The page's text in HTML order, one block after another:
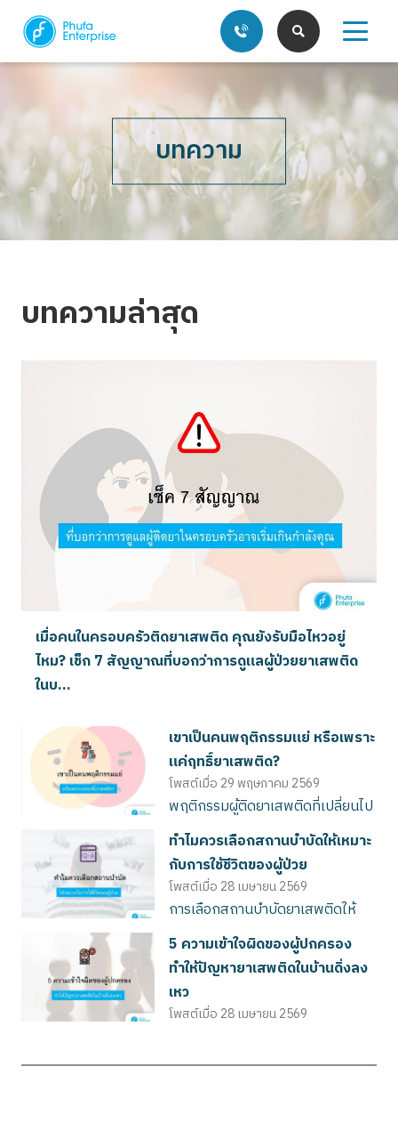
บริการของเรา
บทความ
บทความ
บทความล่าสุด
เมื่อคนในครอบครัวติดยาเสพติด คุณยังรับมือไหวอยู่
ไหม? เช็ก 7 สัญญาณที่บอกว่าการดูแลผู้ป่วยยาเสพติด
ในบ...
เขาเป็นคนพฤติกรรมแย่ หรือเพราะ
แค่ฤทธิ์ยาเสพติด?
โพสต์เมื่อ 29 พฤษภาคม 2569
พฤติกรรมผู้ติดยาเสพติดที่เปลี่ยนไป
นั้น ตัวตนของเขา...
ทำไมควรเลือกสถานบำบัดให้เหมาะ
กับการใช้ชีวิตของผู้ป่วย
โพสต์เมื่อ 28 เมษายน 2569
การเลือกสถานบำบัดยาเสพติดให้
เหมาะกับการใช้ชีวิตของ...
5 ความเข้าใจผิดของผู้ปกครอง
ทำให้ปัญหายาเสพติดในบ้านดิ่งลง
เหว
โพสต์เมื่อ 28 เมษายน 2569
หรือไม่ว่าในบางก...